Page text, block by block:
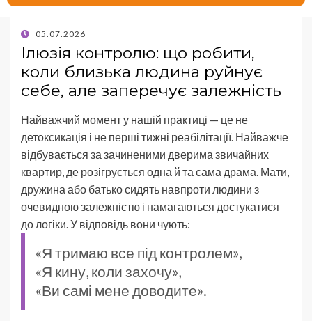
05.07.2026
Ілюзія контролю: що робити,
коли близька людина руйнує
себе, але заперечує залежність
Найважчий момент у нашій практиці — це не
детоксикація і не перші тижні реабілітації. Найважче
відбувається за зачиненими дверима звичайних
квартир, де розігрується одна й та сама драма. Мати,
дружина або батько сидять навпроти людини з
очевидною залежністю і намагаються достукатися
до логіки. У відповідь вони чують:
«Я тримаю все під контролем»,
«Я кину, коли захочу»,
«Ви самі мене доводите».